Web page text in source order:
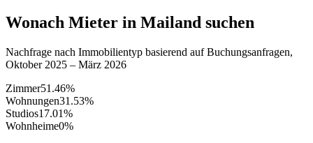
Wonach Mieter in Mailand suchen
Nachfrage nach Immobilientyp basierend auf Buchungsanfragen,
Oktober 2025 – März 2026
Zimmer51.46%
Wohnungen31.53%
Studios17.01%
Wohnheime0%